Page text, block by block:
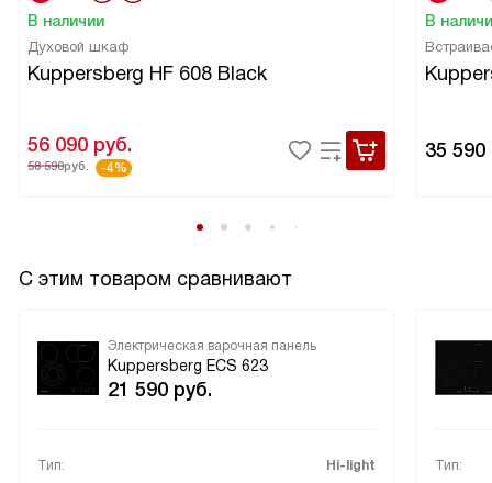
В наличии
Духовой шкаф
Kuppersberg HF 608 Black
56 090 руб.
58 590руб. -4%
В
35 590
С этим товаром сравнивают
Электрическая варочная панель
Kuppersberg ECS 623
21 590 руб.
Тип:
Hi-light
Тип: